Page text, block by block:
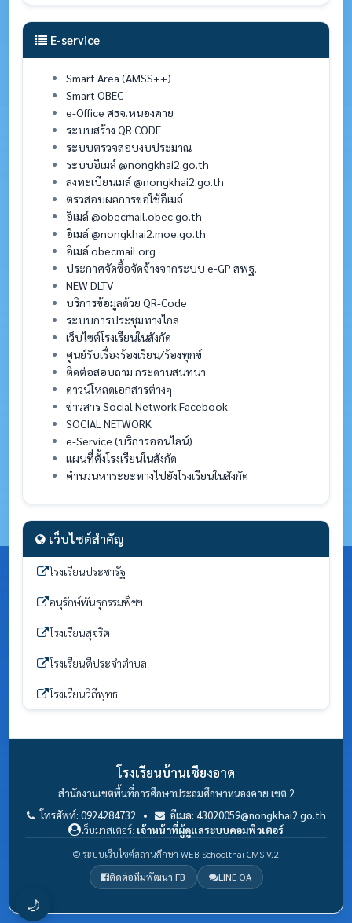
E-service
Smart Area (AMSS++)
Smart OBEC
e-Office ศธจ.หนองคาย
ระบบสร้าง QR CODE
ระบบตรวจสอบงบประมาณ
ระบบอีเมล์ @nongkhai2.go.th
ลงทะเบียนเมล์ @nongkhai2.go.th
ตรวสอบผลการขอใช้อีเมล์
อีเมล์ @obecmail.obec.go.th
อีเมล์ @nongkhai2.moe.go.th
อีเมล์ obecmail.org
ประกาศจัดซื้อจัดจ้างจากระบบ e-GP สพฐ.
NEW DLTV
บริการข้อมูลด้วย QR-Code
ระบบการประชุมทางไกล
เว็บไซต์โรงเรียนในสังกัด
ศูนย์รับเรื่องร้องเรียน/ร้องทุกข์
ติดต่อสอบถาม กระดานสนทนา
ดาวน์โหลดเอกสารต่างๆ
ข่าวสาร Social Network Facebook
SOCIAL NETWORK
e-Service (บริการออนไลน์)
แผนที่ตั้งโรงเรียนในสังกัด
คำนวนหาระยะทางไปยังโรงเรียนในสังกัด
เว็บไซต์สำคัญ
โรงเรียนประชารัฐ
อนุรักษ์พันธุกรรมพืชฯ
โรงเรียนสุจริต
โรงเรียนดีประจำตำบล
โรงเรียนวิถีพุทธ
โรงเรียนบ้านเชียงอาด
สำนักงานเขตพื้นที่การศึกษาประถมศึกษาหนองคาย เขต 2
โทรศัพท์: 0924284732 •
อีเมล: 43020059@nongkhai2.go.th
เว็บมาสเตอร์: เจ้าหน้าที่ผู้ดูแลระบบคอมพิวเตอร์
© ระบบเว็บไซต์สถานศึกษา WEB Schoolthai CMS V.2
ติดต่อทีมพัฒนา FB
LINE OA
🌙